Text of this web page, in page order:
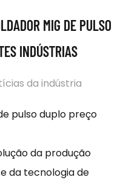
MIG DE PULSO
INDÚSTRIAS
da indústria
pulso duplo preço
da produção
da tecnologia de